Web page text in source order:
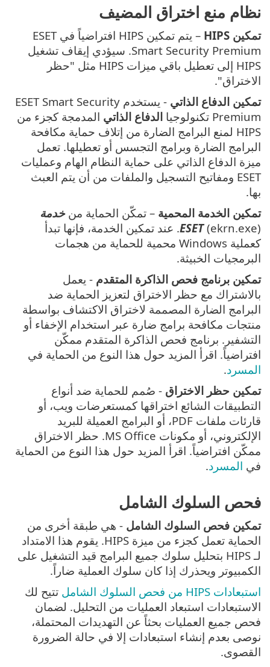
نظام منع اختراق المضيف
تمكين HIPS
– يتم تمكين HIPS افتراضياً في ESET
Smart Security Premium. سيؤدي إيقاف تشغيل
HIPS إلى تعطيل باقي ميزات HIPS مثل "حظر
الاختراق".
تمكين الدفاع الذاتي
- يستخدم ESET Smart Security
Premium تكنولوجيا
الدفاع الذاتي المدمجة كجزء من
HIPS لمنع البرامج الضارة من إتلاف حماية مكافحة
البرامج الضارة وبرامج التجسس أو تعطيلها. تعمل
ميزة الدفاع الذاتي على حماية النظام الهام وعمليات
ESET ومفاتيح التسجيل والملفات من أن يتم العبث
بها.
تمكين الخدمة المحمية – تمكّن الحماية منخدمة
ESET(ekrn.exe). عند تمكين الخدمة، فإنها تبدأ
كعملية Windows محمية للحماية من هجمات
البرمجيات الخبيثة.
تمكين برنامج فحص الذاكرة المتقدم - يعمل
بالاشتراك مع حظر الاختراق لتعزيز الحماية ضد
البرامج الضارة المصممة لاختراق الاكتشاف بواسطة
منتجات مكافحة برامج ضارة عبر استخدام الإخفاء أو
التشفير. برنامج فحص الذاكرة المتقدم ممكّن
افتراضياً. اقرأ المزيد حول هذا النوع من الحماية في
المسرد.
تمكين حظر الاختراق - صُمم للحماية ضد أنواع
التطبيقات الشائع اختراقها كمستعرضات ويب، أو
قارئات ملفات PDF، أو البرامج العميلة للبريد
الإلكتروني، أو مكونات MS Office. حظر الاختراق
ممكّن افتراضياً. اقرأ المزيد حول هذا النوع من الحماية
في المسرد.
فحص السلوك الشامل
تمكين فحص السلوك الشامل - هي طبقة أخرى من
الحماية تعمل كجزء من ميزة HIPS. يقوم هذا الامتداد
لـ HIPS بتحليل سلوك جميع البرامج قيد التشغيل على
الكمبيوتر ويحذرك إذا كان سلوك العملية ضاراً.
استبعادات HIPS من فحص السلوك الشامل
تتيح لك
الاستبعادات استبعاد العمليات من التحليل. لضمان
فحص جميع العمليات بحثاً عن التهديدات المحتملة،
نوصى بعدم إنشاء استبعادات إلا في حالة الضرورة
القصوى.